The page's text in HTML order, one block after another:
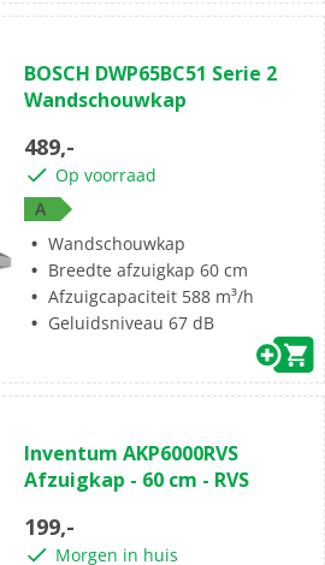
BOSCH DWP65BC51 Serie 2
Wandschouwkap
489,-
Op voorraad
A
Wandschouwkap
Breedte afzuigkap 60 cm
Afzuigcapaciteit 588 m³/h
Geluidsniveau 67 dB
Inventum AKP6000RVS
Afzuigkap - 60 cm - RVS
199,-
Morgen in huis